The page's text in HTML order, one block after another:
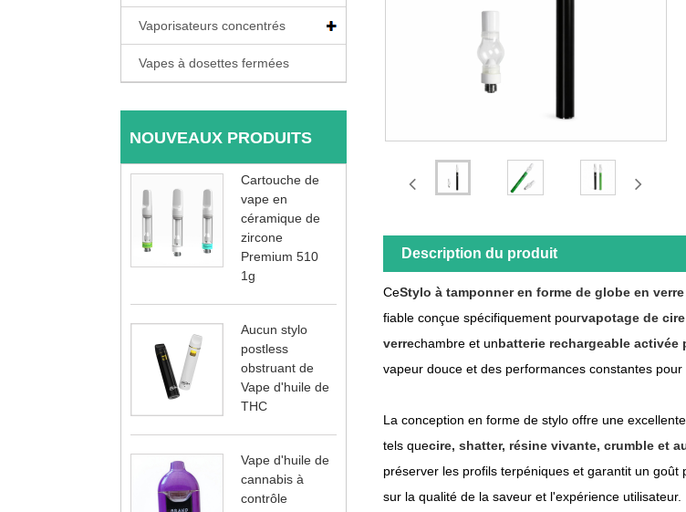
Vaporisateurs concentrés
Vapes à dosettes fermées
NOUVEAUX PRODUITS
Cartouche de
vape en
céramique de
zircone
Premium 510
1g
Aucun stylo
postless
obstruant de
Vape d'huile de
THC
Vape d'huile de
cannabis à
contrôle
Description du produit
CeStylo à tamponner en forme de globe en verre
fiable conçue spécifiquement pourvapotage de
verrechambre et unbatterie rechargeable
vapeur douce et des performances constantes
La conception en forme de stylo offre une
tels quecire, shatter, résine vivante, crumble et
préserver les profils terpéniques et garantit un
sur la qualité de la saveur et l'expérience utilisateur.